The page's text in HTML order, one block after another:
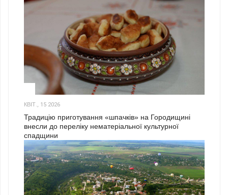
КВІТ., 15 2026
Традицію приготування «шпачків» на Городищині
внесли до переліку нематеріальної культурної
спадщини